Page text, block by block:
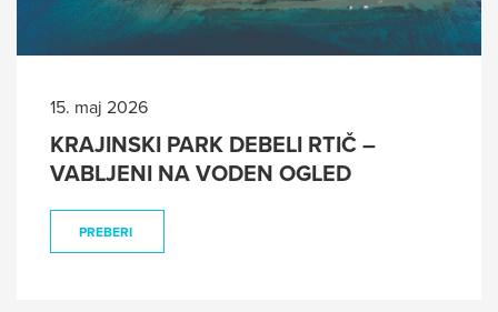
15. maj 2026
KRAJINSKI PARK DEBELI RTIČ –
VABLJENI NA VODEN OGLED
PREBERI